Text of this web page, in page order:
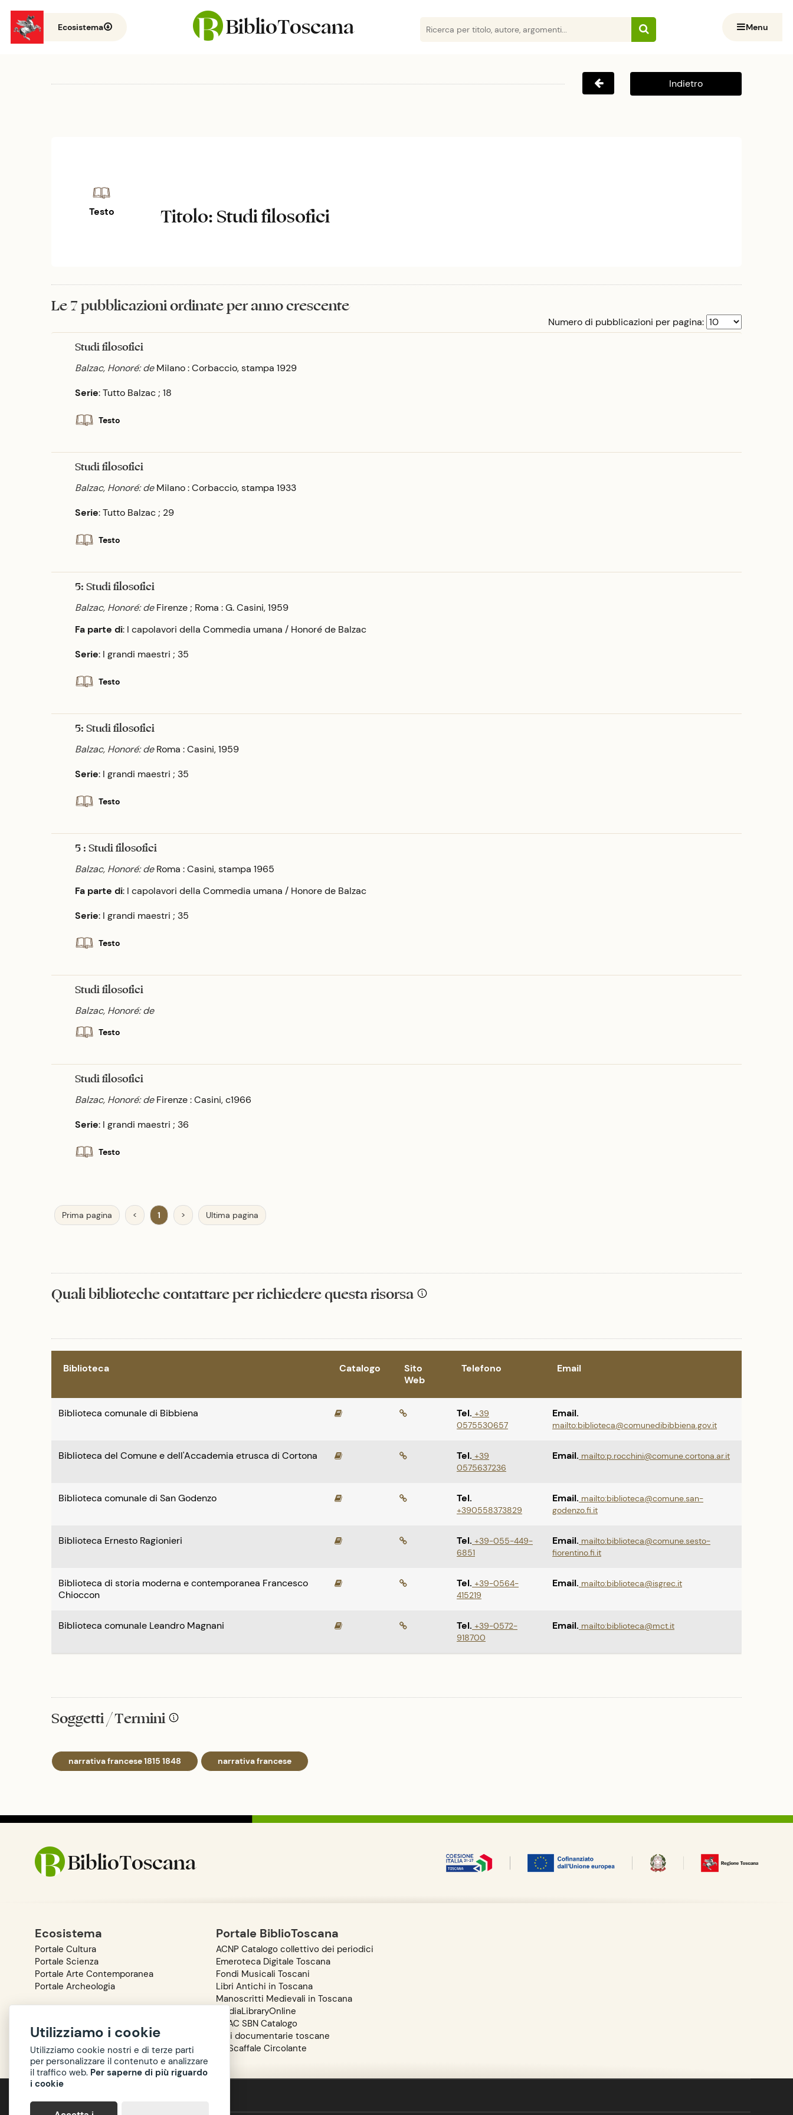
Ecosistema BiblioToscana Menu
Indietro
Testo Titolo: Studi filosofici
Le 7 pubblicazioni ordinate per anno crescente
Numero di pubblicazioni per pagina:
Studi filosofici
Balzac, Honoré: de Milano : Corbaccio, stampa 1929
Serie: Tutto Balzac ; 18
Testo
Studi filosofici
Balzac, Honoré: de Milano : Corbaccio, stampa 1933
Serie: Tutto Balzac ; 29
Testo
5: Studi filosofici
Balzac, Honoré: de Firenze ; Roma : G. Casini, 1959
Fa parte di: I capolavori della Commedia umana / Honoré de Balzac
Serie: I grandi maestri ; 35
Testo
5: Studi filosofici
Balzac, Honoré: de Roma : Casini, 1959
Serie: I grandi maestri ; 35
Testo
5 : Studi filosofici
Balzac, Honoré: de Roma : Casini, stampa 1965
Fa parte di: I capolavori della Commedia umana / Honore de Balzac
Serie: I grandi maestri ; 35
Testo
Studi filosofici
Balzac, Honoré: de
Testo
Studi filosofici
Balzac, Honoré: de Firenze : Casini, c1966
Serie: I grandi maestri ; 36
Testo
Prima pagina < 1 > Ultima pagina
Quali biblioteche contattare per richiedere questa risorsa
Biblioteca Catalogo
Sito
Web
Telefono Email
Biblioteca comunale di Bibbiena Tel. +39
0575530657
Email.
mailto:biblioteca@comunedibibbiena.gov.it
Biblioteca del Comune e dell'Accademia etrusca di Cortona Tel. +39
0575637236
Email. mailto:p.rocchini@comune.cortona.ar.it
Biblioteca comunale di San Godenzo Tel.
+390558373829
Email. mailto:biblioteca@comune.san-
godenzo.fi.it
Biblioteca Ernesto Ragionieri Tel. +39-055-449-
6851
Email. mailto:biblioteca@comune.sesto-
fiorentino.fi.it
Biblioteca di storia moderna e contemporanea Francesco
Chioccon
Tel. +39-0564-
415219
Email. mailto:biblioteca@isgrec.it
Biblioteca comunale Leandro Magnani Tel. +39-0572-
918700
Email. mailto:biblioteca@mct.it
Soggetti / Termini
narrativa francese 1815 1848 narrativa francese
BiblioToscana
Ecosistema
Portale Cultura
Portale Scienza
Portale Arte Contemporanea
Portale Archeologia
Portale BiblioToscana
ACNP Catalogo collettivo dei periodici
Emeroteca Digitale Toscana
Fondi Musicali Toscani
Libri Antichi in Toscana
Manoscritti Medievali in Toscana
MediaLibraryOnline
OPAC SBN Catalogo
Reti documentarie toscane
Lo Scaffale Circolante
Utilizziamo i cookie
Utilizziamo cookie nostri e di terze parti
per personalizzare il contenuto e analizzare
il traffico web. Per saperne di più riguardo
i cookie